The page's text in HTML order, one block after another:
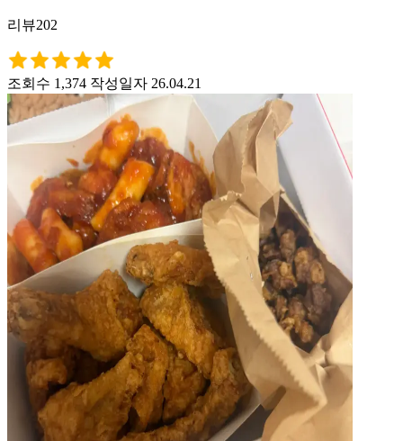
리뷰202
조회수 1,374 작성일자 26.04.21